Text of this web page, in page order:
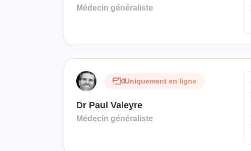
Médecin généraliste
Uniquement en ligne
Dr Paul Valeyre
Médecin généraliste